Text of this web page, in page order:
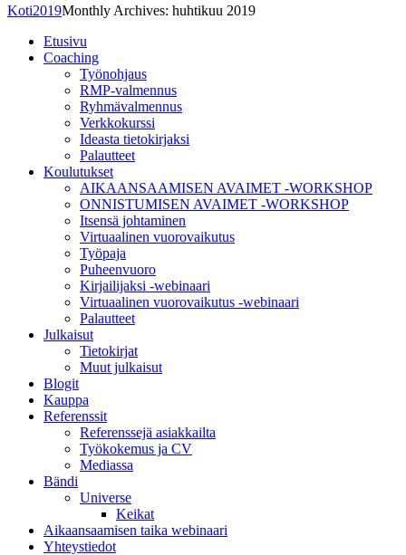
Koti2019Monthly Archives: huhtikuu 2019
Etusivu
Coaching
Työnohjaus
RMP-valmennus
Ryhmävalmennus
Verkkokurssi
Ideasta tietokirjaksi
Palautteet
Koulutukset
AIKAANSAAMISEN AVAIMET -WORKSHOP
ONNISTUMISEN AVAIMET -WORKSHOP
Itsensä johtaminen
Virtuaalinen vuorovaikutus
Työpaja
Puheenvuoro
Kirjailijaksi -webinaari
Virtuaalinen vuorovaikutus -webinaari
Palautteet
Julkaisut
Tietokirjat
Muut julkaisut
Blogit
Kauppa
Referenssit
Referenssejä asiakkailta
Työkokemus ja CV
Mediassa
Bändi
Universe
Keikat
Aikaansaamisen taika webinaari
Yhteystiedot
Kokemus
toimisi
mahdollisimman
hyvin vierailusi
aikana. Jos et salli
näitä evästeitä, osa
toiminnallisuudesta
ei tule olemaan
käytettävissäsi
sivustolla.
Markkinointi
Jos jaat huomiosi
ja toimesi
sivustollamme, on
todennäköisempää
että näet sinulle
räätälöityjä
sisältöjä ja
tarjouksia.